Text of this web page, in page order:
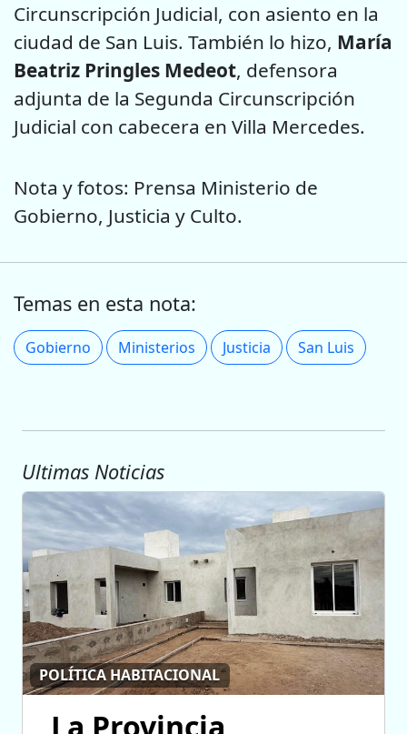
Circunscripción Judicial, con asiento en la
ciudad de San Luis. También lo hizo, María
Beatriz Pringles Medeot, defensora
adjunta de la Segunda Circunscripción
Judicial con cabecera en Villa Mercedes.
Nota y fotos: Prensa Ministerio de
Gobierno, Justicia y Culto.
Temas en esta nota:
Gobierno Ministerios Justicia San Luis
Ultimas Noticias
POLÍTICA HABITACIONAL